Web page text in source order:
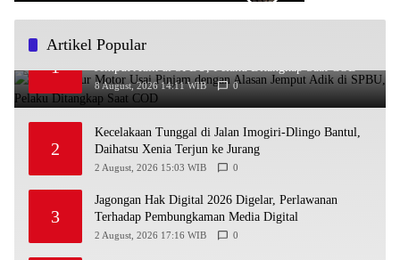
Artikel Popular
1
Bawa Kabur Motor Usai Pinjam dengan Alasan
Jemput Adik di SPBU, Pelaku Ditangkap Saat COD
8 August, 2026 14:11 WIB 0
2
Kecelakaan Tunggal di Jalan Imogiri-Dlingo Bantul,
Daihatsu Xenia Terjun ke Jurang
2 August, 2026 15:03 WIB 0
3
Jagongan Hak Digital 2026 Digelar, Perlawanan
Terhadap Pembungkaman Media Digital
2 August, 2026 17:16 WIB 0